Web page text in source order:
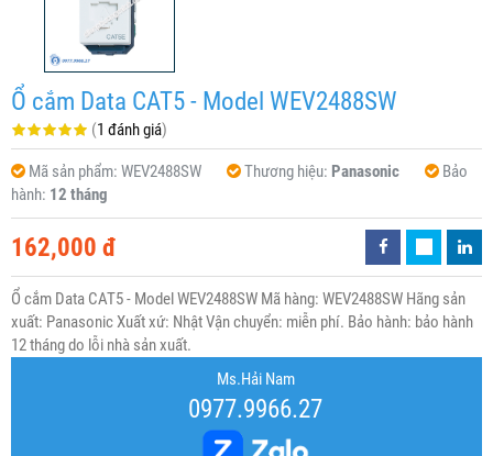
Ổ cắm Data CAT5 - Model WEV2488SW
(1 đánh giá)
Mã sản phẩm: WEV2488SW Thương hiệu: Panasonic
Bảo
hành: 12 tháng
162,000 đ
Ổ cắm Data CAT5 - Model WEV2488SW Mã hàng: WEV2488SW Hãng sản
xuất: Panasonic Xuất xứ: Nhật Vận chuyển: miễn phí. Bảo hành: bảo hành
12 tháng do lỗi nhà sản xuất.
Ms.Hải Nam
0977.9966.27